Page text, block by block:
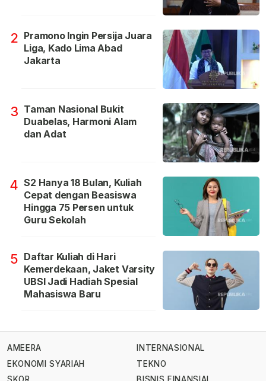
2 Pramono Ingin Persija Juara
Liga, Kado Lima Abad
Jakarta
3 Taman Nasional Bukit
Duabelas, Harmoni Alam
dan Adat
4 S2 Hanya 18 Bulan, Kuliah
Cepat dengan Beasiswa
Hingga 75 Persen untuk
Guru Sekolah
5 Daftar Kuliah di Hari
Kemerdekaan, Jaket Varsity
UBSI Jadi Hadiah Spesial
Mahasiswa Baru
AMEERA
EKONOMI SYARIAH
INTERNASIONAL
TEKNO